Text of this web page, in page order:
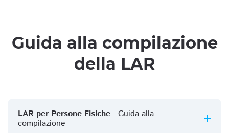
Guida alla compilazione
della LAR
LAR per Persone Fisiche - Guida alla
compilazione